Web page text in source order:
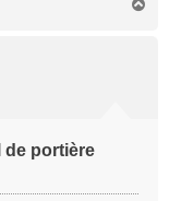
de portière